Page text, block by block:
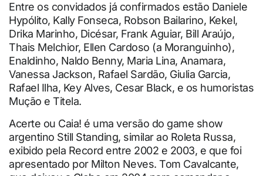
Entre os convidados já confirmados estão Daniele
Hypólito, Kally Fonseca, Robson Bailarino, Kekel,
Drika Marinho, Dicésar, Frank Aguiar, Bill Araújo,
Thais Melchior, Ellen Cardoso (a Moranguinho),
Enaldinho, Naldo Benny, Maria Lina, Anamara,
Vanessa Jackson, Rafael Sardão, Giulia Garcia,
Rafael Ilha, Key Alves, Cesar Black, e os humoristas
Mução e Titela.
Acerte ou Caia! é uma versão do game show
argentino Still Standing, similar ao Roleta Russa,
exibido pela Record entre 2002 e 2003, e que foi
apresentado por Milton Neves. Tom Cavalcante,